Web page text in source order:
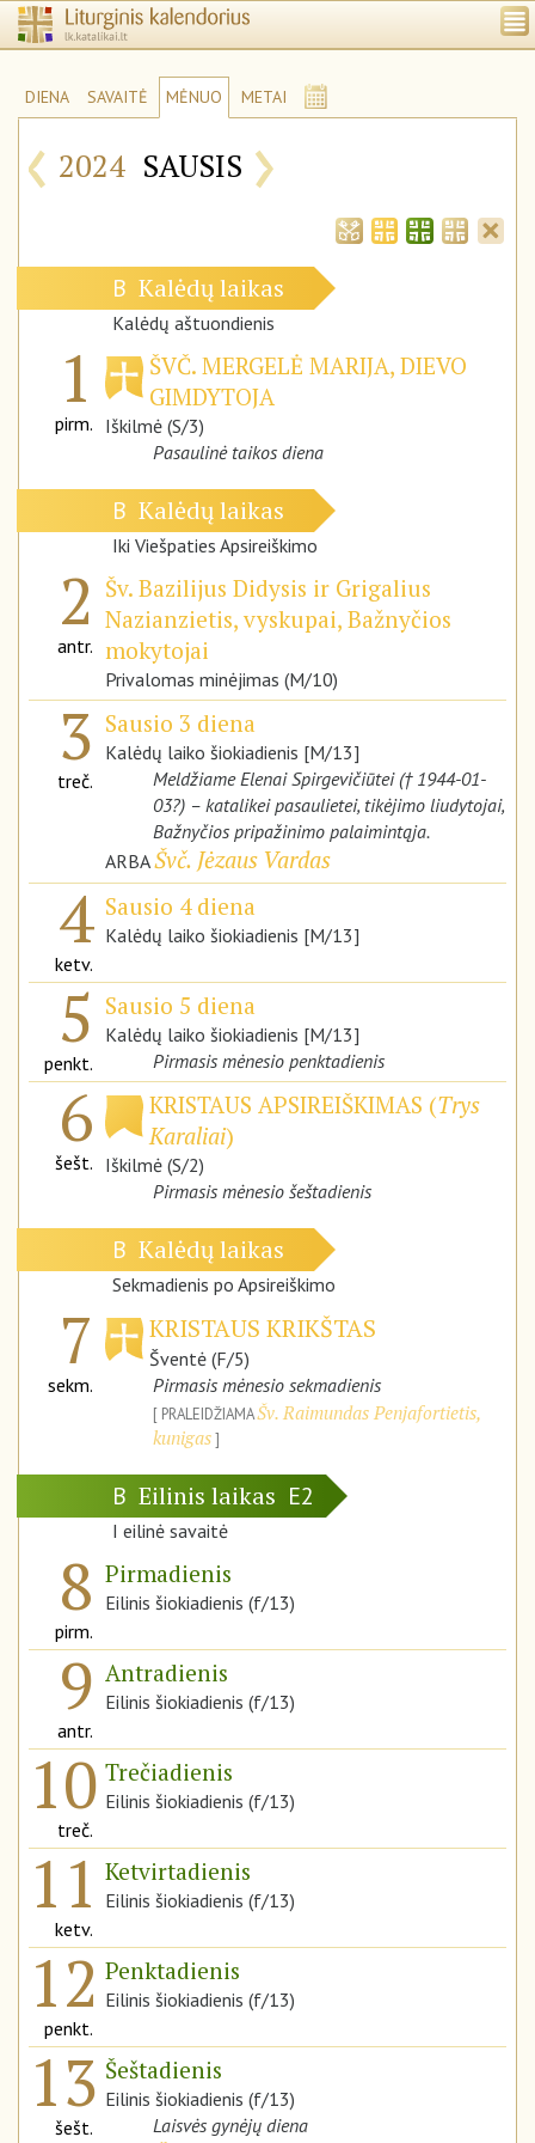
DIENA SAVAITĖ MĖNUO METAI
‹ 2024 SAUSIS ›
B Kalėdų laikas
Kalėdų aštuondienis
1
pirm.
ŠVČ. MERGELĖ MARIJA, DIEVO
GIMDYTOJA
Iškilmė (S/3)
Pasaulinė taikos diena
B Kalėdų laikas
Iki Viešpaties Apsireiškimo
2
antr.
Šv. Bazilijus Didysis ir Grigalius
Nazianzietis, vyskupai, Bažnyčios
mokytojai
Privalomas minėjimas (M/10)
3
treč.
Sausio 3 diena
Kalėdų laiko šiokiadienis [M/13]
Meldžiame Elenai Spirgevičiūtei († 1944-01-
03?) – katalikei pasaulietei, tikėjimo liudytojai,
Bažnyčios pripažinimo palaimintąja.
ARBAŠvč. Jėzaus Vardas
4
ketv.
Sausio 4 diena
Kalėdų laiko šiokiadienis [M/13]
5
penkt.
Sausio 5 diena
Kalėdų laiko šiokiadienis [M/13]
Pirmasis mėnesio penktadienis
6
šešt.
KRISTAUS APSIREIŠKIMAS (Trys
Karaliai)
Iškilmė (S/2)
Pirmasis mėnesio šeštadienis
B Kalėdų laikas
Sekmadienis po Apsireiškimo
7
sekm.
KRISTAUS KRIKŠTAS
Šventė (F/5)
Pirmasis mėnesio sekmadienis
PRALEIDŽIAMAŠv. Raimundas Penjafortietis,
kunigas
B Eilinis laikas E2
I eilinė savaitė
8
pirm.
Pirmadienis
Eilinis šiokiadienis (f/13)
9
antr.
Antradienis
Eilinis šiokiadienis (f/13)
10
treč.
Trečiadienis
Eilinis šiokiadienis (f/13)
11
ketv.
Ketvirtadienis
Eilinis šiokiadienis (f/13)
12
penkt.
Penktadienis
Eilinis šiokiadienis (f/13)
13
šešt.
Šeštadienis
Eilinis šiokiadienis (f/13)
Laisvės gynėjų diena